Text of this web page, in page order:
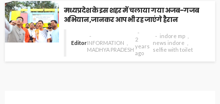
मध्यप्रदेश के इस शहर में चलाया गया अजब-गजब
अभियान,जानकर आप भी रह जाएंगे हैरान
EditorINFORMATION
MADHYA PRADESH
2
years
ago
indore mp
news indore
selfie with toilet